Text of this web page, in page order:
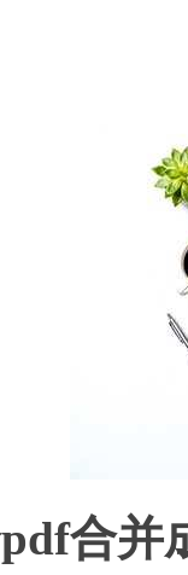
合并